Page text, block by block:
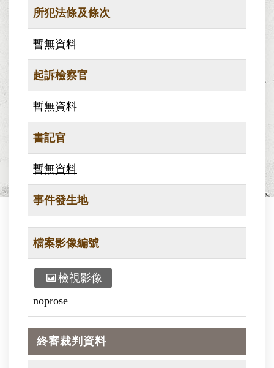
所犯法條及條次
暫無資料
起訴檢察官
暫無資料
書記官
暫無資料
事件發生地
檔案影像編號
檢視影像
noprose
終審裁判資料